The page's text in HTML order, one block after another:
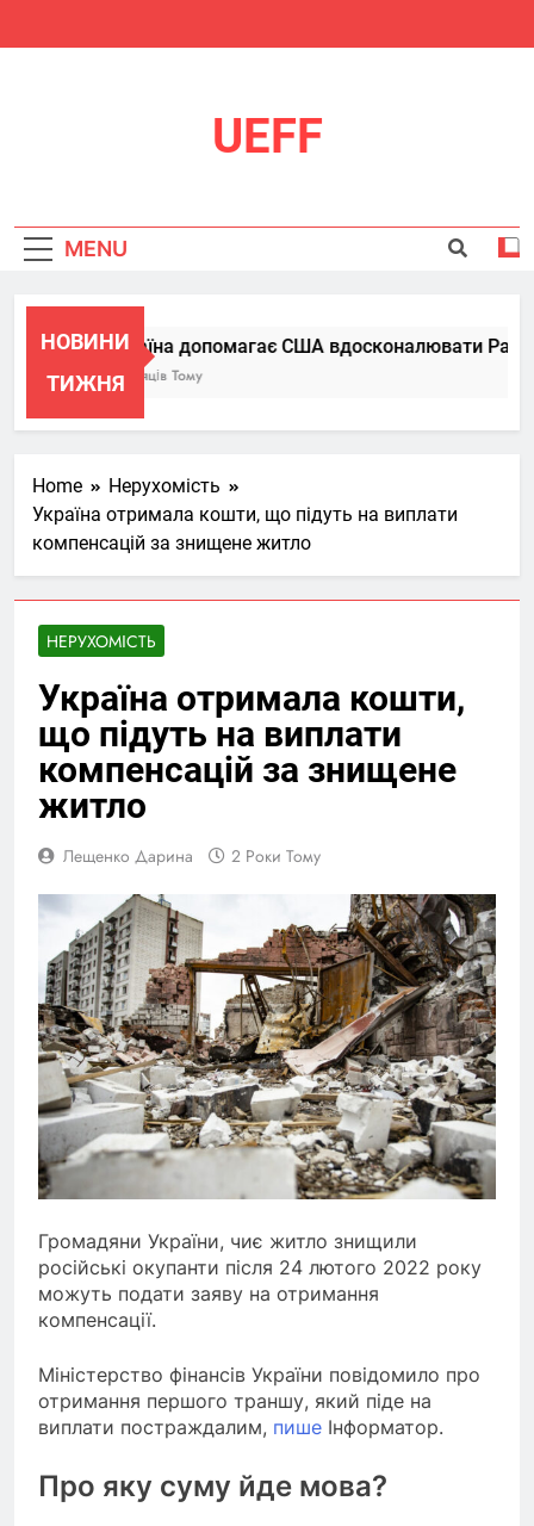
UEFF
MENU
НОВИНИ
ТИЖНЯ
Україна допомагає США вдосконалювати
6 Місяців Тому
Home
Нерухомість
Україна отримала кошти, що підуть на виплати
компенсацій за знищене житло
НЕРУХОМІСТЬ
Україна отримала кошти,
що підуть на виплати
компенсацій за знищене
житло
Лещенко Дарина 2 Роки Тому
Громадяни України, чиє житло знищили
російські окупанти після 24 лютого 2022 року
можуть подати заяву на отримання
компенсації.
Міністерство фінансів України повідомило про
отримання першого траншу, який піде на
виплати постраждалим, пише Інформатор.
Про яку суму йде мова?